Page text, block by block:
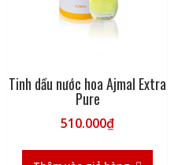
Tinh dầu nước hoa Ajmal Extra
Pure
510.000₫